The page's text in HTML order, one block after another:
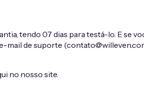
tendo 07 dias para testá-lo. E se
mail de suporte (
no nosso site.